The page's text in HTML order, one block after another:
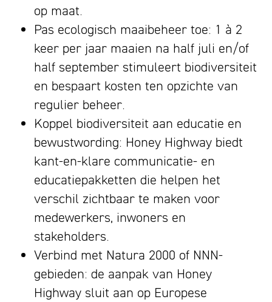
op maat.
Pas ecologisch maaibeheer toe: 1 à 2
keer per jaar maaien na half juli en/of
half september stimuleert biodiversiteit
en bespaart kosten ten opzichte van
regulier beheer.
Koppel biodiversiteit aan educatie en
bewustwording: Honey Highway biedt
kant-en-klare communicatie- en
educatiepakketten die helpen het
verschil zichtbaar te maken voor
medewerkers, inwoners en
stakeholders.
Verbind met Natura 2000 of NNN-
gebieden: de aanpak van Honey
Highway sluit aan op Europese